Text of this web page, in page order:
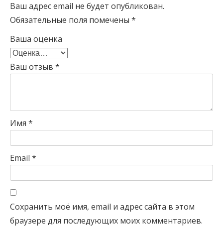
Ваш адрес email не будет опубликован.
Обязательные поля помечены *
Ваша оценка
Ваш отзыв *
Имя *
Email *
Сохранить моё имя, email и адрес сайта в этом
браузере для последующих моих комментариев.